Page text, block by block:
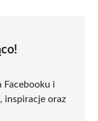
Facebooku i
inspiracje oraz